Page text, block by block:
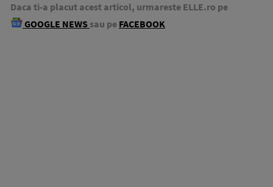
Daca ti-a placut acest articol, urmareste ELLE.ro pe
GOOGLE NEWS sau pe FACEBOOK